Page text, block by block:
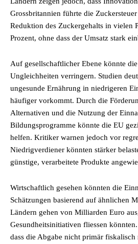
Grossbritannien führte die
Reduktion des Zuckergehalts in vielen
Prozent, ohne dass der Umsatz stark
Auf gesellschaftlicher Ebene könnte
Ungleichheiten verringern. Studien
ungesunde Ernährung in niedrigeren
häufiger vorkommt. Durch die
Alternativen und die Nutzung der
Bildungsprogramme könnte die EU
helfen. Kritiker warnen jedoch vor
Niedrigverdiener könnten stärker
günstige, verarbeitete Produkte
Wirtschaftlich gesehen könnten die
Schätzungen basierend auf ähnlichen
Ländern gehen von Milliarden Euro
Gesundheitsinitiativen fliessen
dass die Abgabe nicht primär